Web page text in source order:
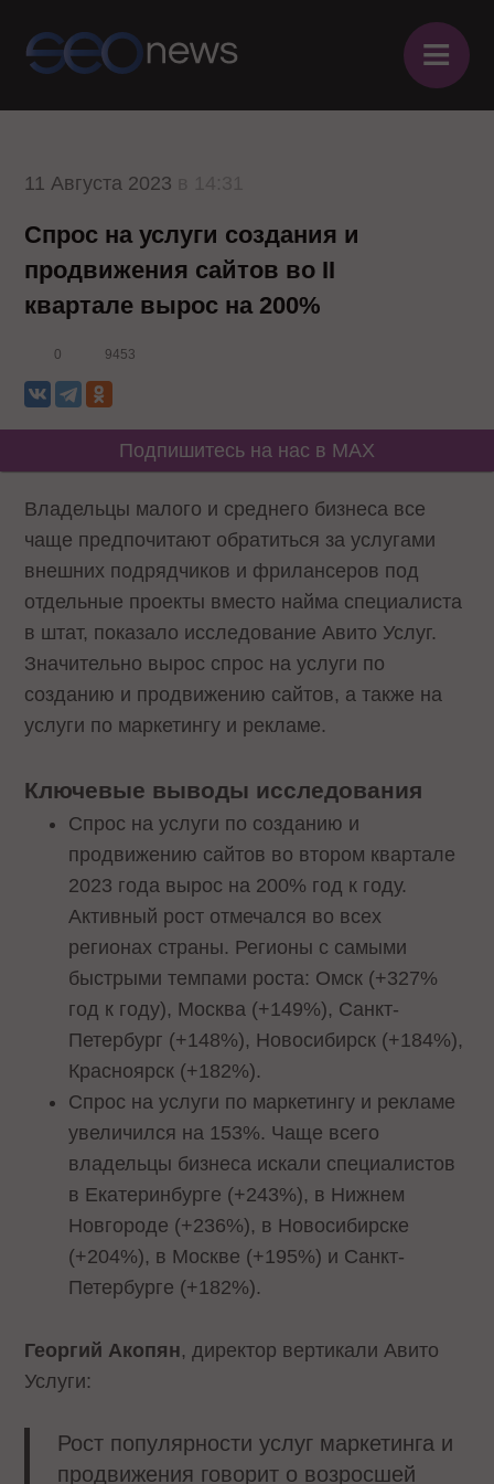
≡
11 Августа 2023
Спрос на услуги создания и
продвижения сайтов во II
квартале вырос на 200%
0 9453
Подпишитесь на нас в MAX
Владельцы малого и среднего бизнеса все
чаще предпочитают обратиться за услугами
внешних подрядчиков и фрилансеров под
отдельные проекты вместо найма специалиста
в штат, показало исследование Авито Услуг.
Значительно вырос спрос на услуги по
созданию и продвижению сайтов, а также на
услуги по маркетингу и рекламе.
Ключевые выводы исследования
Спрос на услуги по созданию и
продвижению сайтов во втором квартале
2023 года вырос на 200% год к году.
Активный рост отмечался во всех
регионах страны. Регионы с самыми
быстрыми темпами роста: Омск (+327%
год к году), Москва (+149%), Санкт-
Петербург (+148%), Новосибирск (+184%),
Красноярск (+182%).
Спрос на услуги по маркетингу и рекламе
увеличился на 153%. Чаще всего
владельцы бизнеса искали специалистов
в Екатеринбурге (+243%), в Нижнем
Новгороде (+236%), в Новосибирске
(+204%), в Москве (+195%) и Санкт-
Петербурге (+182%).
Георгий Акопян, директор вертикали Авито
Услуги:
Рост популярности услуг маркетинга и
продвижения говорит о возросшей